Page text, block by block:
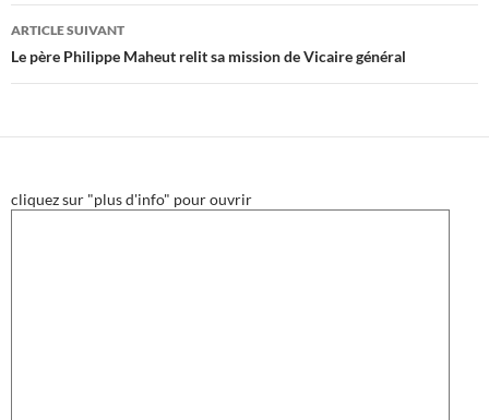
articles
ARTICLE SUIVANT
Le père Philippe Maheut relit sa mission de Vicaire général
cliquez sur "plus d'info" pour ouvrir